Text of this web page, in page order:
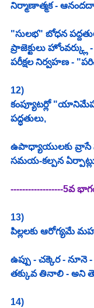
నిర్మాణాత్మక -
"సులభ" బోధన
ప్రాజెక్టులు
పరీక్షల నిర్వహణ -
12)
కంప్యూటర్లో "యానిమేషన్"
పద్ధతులు,
ఉపాధ్యాయులకు
సమయ-కల్పన
------------------5వ
13)
పిల్లలకు ఆరోగ్యమే
ఉప్పు - చక్కెర - నూనె
తక్కువ తినాలి - అని
14)